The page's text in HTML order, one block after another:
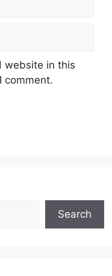
website in this
comment.
Search